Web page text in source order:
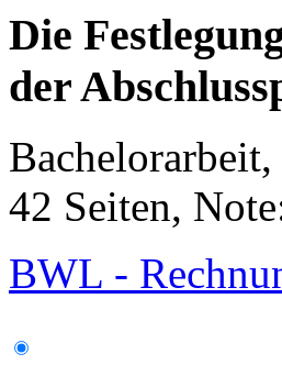
Die
der
42 Seiten,
BWL -